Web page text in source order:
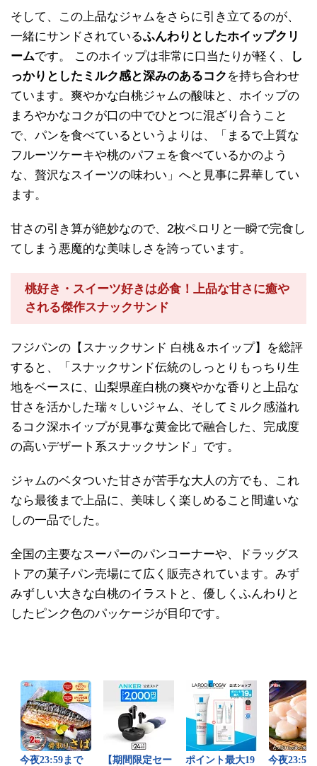
そして、この上品なジャムをさらに引き立てるのが、
一緒にサンドされているふんわりとしたホイップクリ
ームです。 このホイップは非常に口当たりが軽く、
し
っかりとしたミルク感と深みのあるコク を持ち合わせ
ています。爽やかな白桃ジャムの酸味と、ホイップの
まろやかなコクが口の中でひとつに混ざり合うこと
で、パンを食べているというよりは、「まるで上質な
フルーツケーキや桃のパフェを食べているかのよう
な、贅沢なスイーツの味わい」へと見事に昇華してい
ます。
甘さの引き算が絶妙なので、2枚ペロリと一瞬で完食し
てしまう悪魔的な美味しさを誇っています。
桃好き・スイーツ好きは必食！上品な甘さに癒や
される傑作スナックサンド
フジパンの【スナックサンド 白桃＆ホイップ】を総評
すると、「スナックサンド伝統のしっとりもっちり生
地をベースに、山梨県産白桃の爽やかな香りと上品な
甘さを活かした瑞々しいジャム、そしてミルク感溢れ
るコク深ホイップが見事な黄金比で融合した、完成度
の高いデザート系スナックサンド」です。
ジャムのベタついた甘さが苦手な大人の方でも、これ
なら最後まで上品に、美味しく楽しめること間違いな
しの一品でした。
全国の主要なスーパーのパンコーナーや、ドラッグス
トアの菓子パン売場にて広く販売されています。みず
みずしい大きな白桃のイラストと、優しくふんわりと
したピンク色のパッケージが目印です。